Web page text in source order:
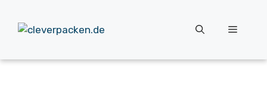
Inhalt
springen
Menü